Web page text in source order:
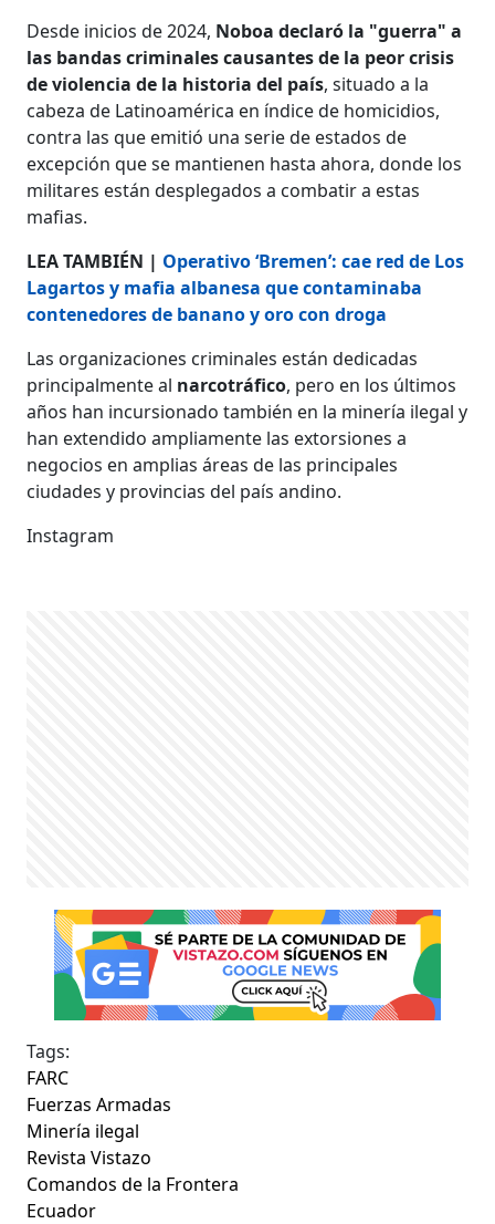
Desde inicios de 2024, Noboa declaró la "guerra" a
las bandas criminales causantes de la peor crisis
de violencia de la historia del país, situado a la
cabeza de Latinoamérica en índice de homicidios,
contra las que emitió una serie de estados de
excepción que se mantienen hasta ahora, donde los
militares están desplegados a combatir a estas
mafias.
LEA TAMBIÉN | Operativo ‘Bremen’: cae red de Los
Lagartos y mafia albanesa que contaminaba
contenedores de banano y oro con droga
Las organizaciones criminales están dedicadas
principalmente al narcotráfico, pero en los últimos
años han incursionado también en la minería ilegal y
han extendido ampliamente las extorsiones a
negocios en amplias áreas de las principales
ciudades y provincias del país andino.
Instagram
Tags:
FARC
Fuerzas Armadas
Minería ilegal
Revista Vistazo
Comandos de la Frontera
Ecuador